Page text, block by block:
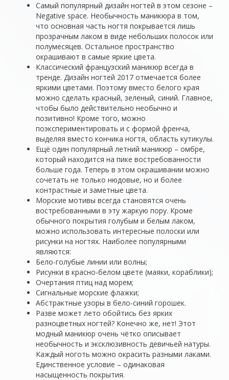
Самый популярный дизайн ногтей в этом сезоне –
Negative space. Необычность маникюра в том,
что основная часть ногтя покрывается лишь
прозрачным лаком в виде небольших полосок или
полумесяцев. Остальное пространство
окрашивают в самые яркие цвета.
Классический французский маникюр всегда в
тренде. Дизайн ногтей 2017 отмечается более
яркими цветами. Поэтому вместо белого края
можно сделать красный, зеленый, синий. Главное,
чтобы было действительно необычно и
позитивно! Кроме того, можно
поэкспериментировать и с формой френча,
выделяя вместо кончика ногтя, область кутикулы.
Ещё один популярный летний маникюр – омбре,
который находится на пике востребованности
больше года. Теперь в этом окрашивании можно
сочетать не только нюдовые, но и более
контрастные и заметные цвета.
Морские мотивы всегда становятся очень
востребованными в эту жаркую пору. Кроме
обычного покрытия голубым и белым лаком,
можно использовать интересные полоски или
рисунки на ногтях. Наиболее популярными
являются:
Бело-голубые линии или волны;
Рисунки в красно-белом цвете (маяки, кораблики);
Очертания птиц над морем;
Сигнальные морские флажки;
Абстрактные узоры в бело-синий горошек.
Разве может лето обойтись без ярких
разноцветных ногтей? Конечно же, нет! Этот
модный маникюр очень чётко описывает
необычность и эксклюзивность девичьей натуры.
Каждый ноготь можно окрасить разными лаками.
Единственное условие – одинаковая
насыщенность покрытия.